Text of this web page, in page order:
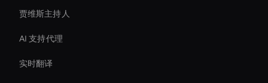
贾维斯主持人
AI 支持代理
实时翻译